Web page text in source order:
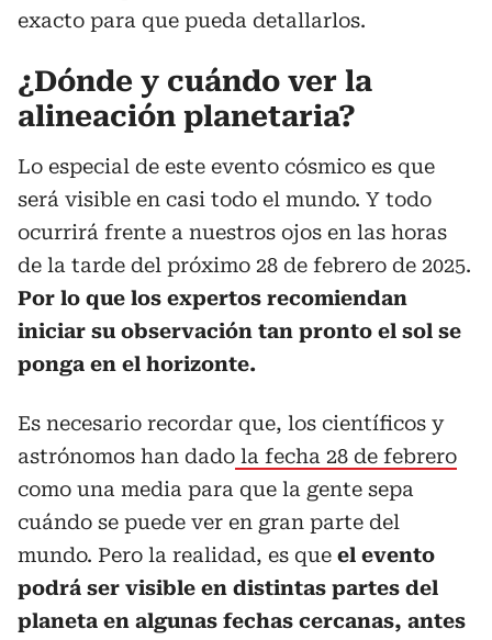
exacto para que pueda detallarlos.
¿Dónde y cuándo ver la
alineación planetaria?
Lo especial de este evento cósmico es que
será visible en casi todo el mundo. Y todo
ocurrirá frente a nuestros ojos en las horas
de la tarde del próximo 28 de febrero de 2025.
Por lo que los expertos recomiendan
iniciar su observación tan pronto el sol se
ponga en el horizonte.
Es necesario recordar que, los científicos y
astrónomos han dado la fecha 28 de febrero
como una media para que la gente sepa
cuándo se puede ver en gran parte del
mundo. Pero la realidad, es que el evento
podrá ser visible en distintas partes del
planeta en algunas fechas cercanas, antes